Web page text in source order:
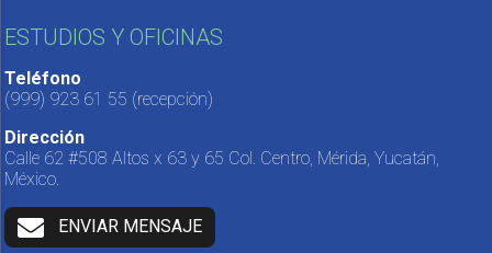
ESTUDIOS Y OFICINAS
Teléfono
(999) 923 61 55 (recepción)
Dirección
Calle 62 #508 Altos x 63 y 65 Col. Centro, Mérida, Yucatán,
México.
ENVIAR MENSAJE